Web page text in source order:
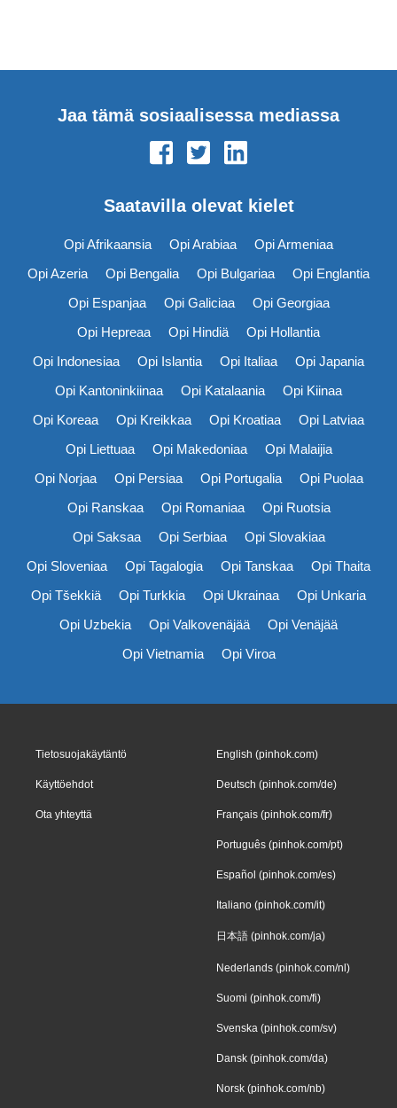
Jaa tämä sosiaalisessa mediassa
Saatavilla olevat kielet
Opi Afrikaansia Opi Arabiaa
Opi Armeniaa
Opi Azeria
Opi Bengalia Opi Bulgariaa
Opi Englantia
Opi Espanjaa
Opi Galiciaa
Opi Georgiaa
Opi Hepreaa
Opi Hindiä
Opi Hollantia
Opi Indonesiaa
Opi Islantia Opi Italiaa
Opi Japania
Opi Kantoninkiinaa
Opi Katalaania
Opi Kiinaa
Opi Koreaa
Opi Kreikkaa Opi Kroatiaa
Opi Latviaa
Opi Liettuaa
Opi Makedoniaa
Opi Malaijia
Opi Norjaa
Opi Persiaa Opi Portugalia
Opi Puolaa
Opi Ranskaa
Opi Romaniaa
Opi Ruotsia
Opi Saksaa
Opi Serbiaa
Opi Slovakiaa
Opi Sloveniaa
Opi Tagalogia Opi Tanskaa
Opi Thaita
Opi Tšekkiä
Opi Turkkia Opi Ukrainaa
Opi Unkaria
Opi Uzbekia
Opi Valkovenäjää
Opi Venäjää
Opi Vietnamia
Opi Viroa
Tietosuojakäytäntö
Käyttöehdot
Ota yhteyttä
English (pinhok.com)
Deutsch (pinhok.com/de)
Français (pinhok.com/fr)
Português (pinhok.com/pt)
Español (pinhok.com/es)
Italiano (pinhok.com/it)
日本語 (pinhok.com/ja)
Nederlands (pinhok.com/nl)
Suomi (pinhok.com/fi)
Svenska (pinhok.com/sv)
Dansk (pinhok.com/da)
Norsk (pinhok.com/nb)